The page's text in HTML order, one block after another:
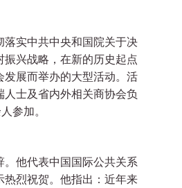
实中共中央和国院关于决
兴战略，在新的历史起点
展而举办的大型活动。活
士及省内外相关商协会负
参加。
他代表中国国际公共关系
烈祝贺。他指出：近年来